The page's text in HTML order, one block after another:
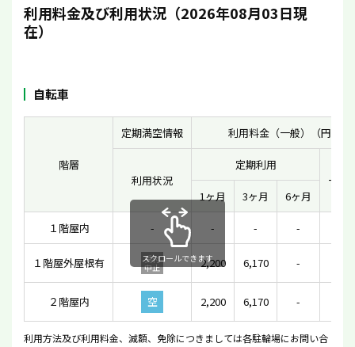
利用料金及び利用状況（2026年08月03日現
在）
自転車
階層
定期満空情報 利用料金（一般）（円）
利用状況
定期利用
一時
1ヶ月
3ヶ月 6ヶ月
１階屋内 - - - -
１階屋外屋根有 受付
中止 2,200 6,170 -
２階屋内 空 2,200 6,170 -
スクロールできます
利用方法及び利用料金、減額、免除につきましては各駐輪場にお問い合